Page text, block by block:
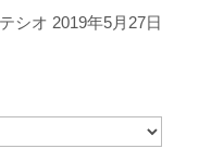
シオ 2019年5月27日